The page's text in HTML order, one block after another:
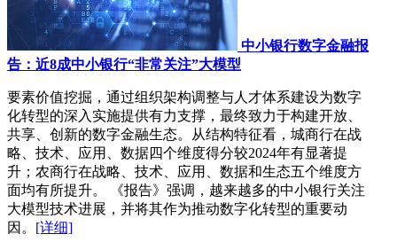
中小银行数字金融报
告：近8成中小银行“非常关注”大模型
要素价值挖掘，通过组织架构调整与人才体系建设为数字
化转型的深入实施提供有力支撑，最终致力于构建开放、
共享、创新的数字金融生态。从结构特征看，城商行在战
略、技术、应用、数据四个维度得分较2024年有显著提
升；农商行在战略、技术、应用、数据和生态五个维度方
面均有所提升。 《报告》强调，越来越多的中小银行关注
大模型技术进展，并将其作为推动数字化转型的重要动
因。 [详细]